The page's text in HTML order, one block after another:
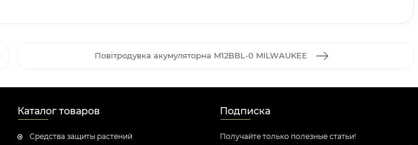
Повітродувка акумуляторна M12BBL-0 MILWAUKEE
Каталог товаров
Средства защиты растений
Подписка
Получайте только полезные статьи!